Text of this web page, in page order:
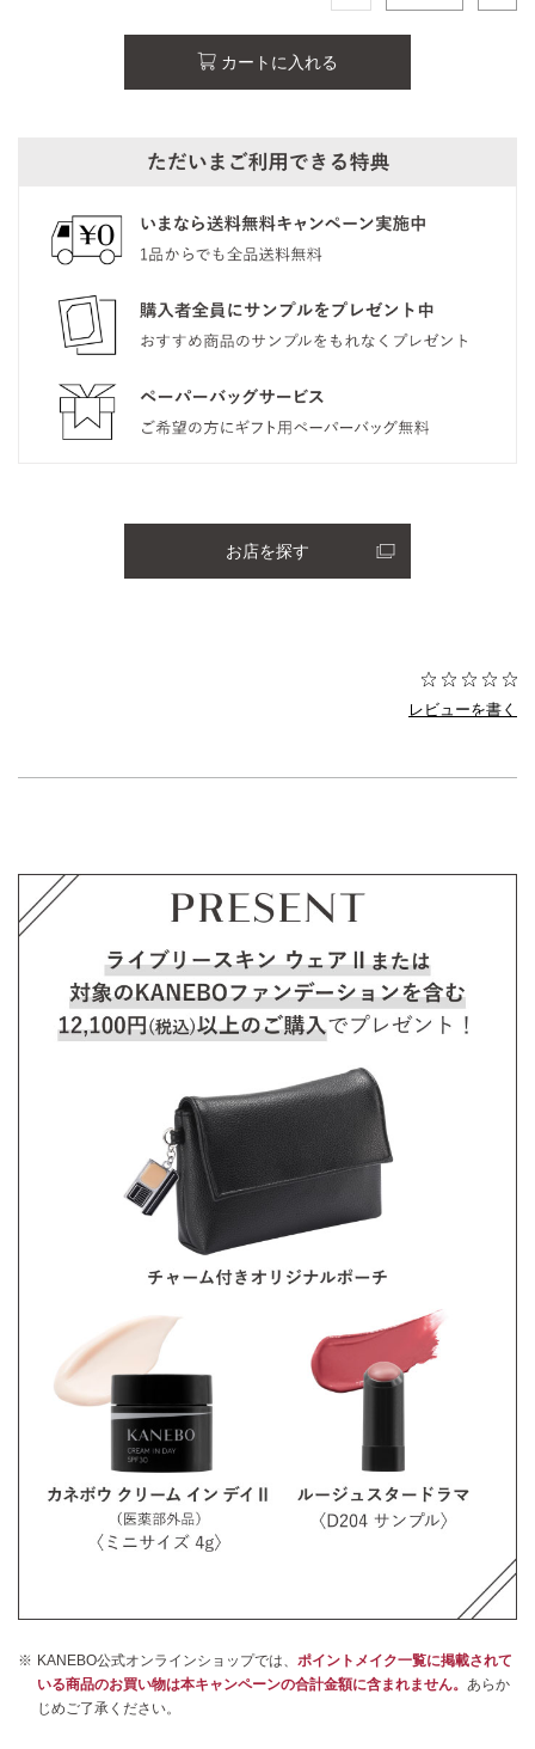
カートに入れる
お店を探す
レビューを書く
KANEBO公式オンラインショップでは、 ポイントメイク一覧に掲載されて
いる商品のお買い物は本キャンペーンの合計金額に含まれません。 あらか
じめご了承ください。